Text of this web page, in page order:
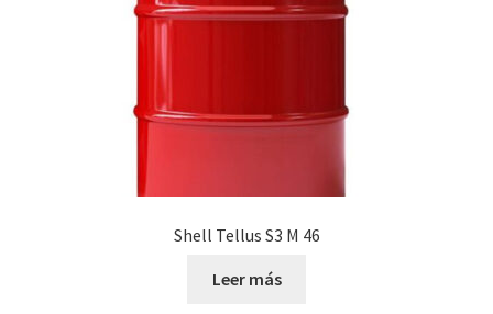
Shell Tellus S3 M 46
Leer más